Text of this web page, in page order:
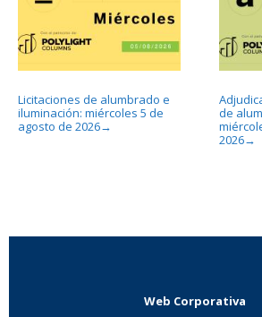
Licitaciones de alumbrado e
iluminación: miércoles 5 de
agosto de 2026→
de
2026→
Web Corporativa